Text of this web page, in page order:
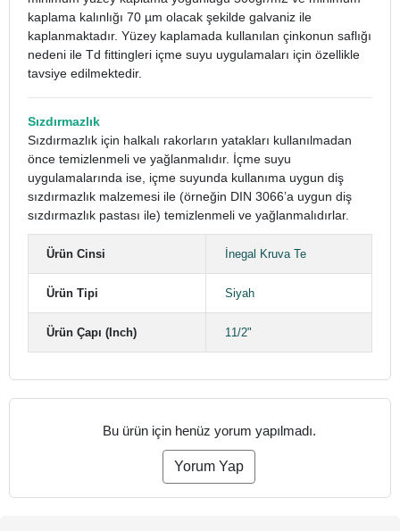
kaplama kalınlığı 70 µm olacak şekilde galvaniz ile
kaplanmaktadır. Yüzey kaplamada kullanılan çinkonun saflığı
nedeni ile Td fittingleri içme suyu uygulamaları için özellikle
tavsiye edilmektedir.
Sızdırmazlık
Sızdırmazlık için halkalı rakorların yatakları kullanılmadan
önce temizlenmeli ve yağlanmalıdır. İçme suyu
uygulamalarında ise, içme suyunda kullanıma uygun diş
sızdırmazlık malzemesi ile (örneğin DIN 3066’a uygun diş
sızdırmazlık pastası ile) temizlenmeli ve yağlanmalıdırlar.
Ürün Cinsi İnegal Kruva Te
Ürün Tipi Siyah
Ürün Çapı (Inch) 11/2"
Bu ürün için henüz yorum yapılmadı.
Yorum Yap